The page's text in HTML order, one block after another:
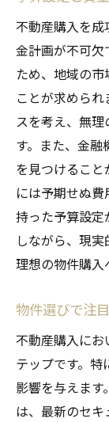
不動産購入を
金計画が不可欠
ため、地域の
ことが求めら
スを考え、無
す。また、金
を見つけるこ
には予期せぬ
持った予算設定
しながら、現実
理想の物件購入
物件選びで注
不動産購入に
テップです。
影響を与えま
は、最新のセ